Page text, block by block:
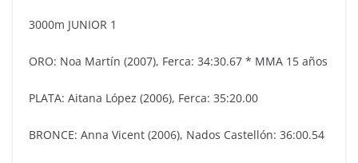
3000m JUNIOR 1
ORO: Noa Martín (2007), Ferca: 34:30.67 * MMA 15 años
PLATA: Aitana López (2006), Ferca: 35:20.00
BRONCE: Anna Vicent (2006), Nados Castellón: 36:00.54